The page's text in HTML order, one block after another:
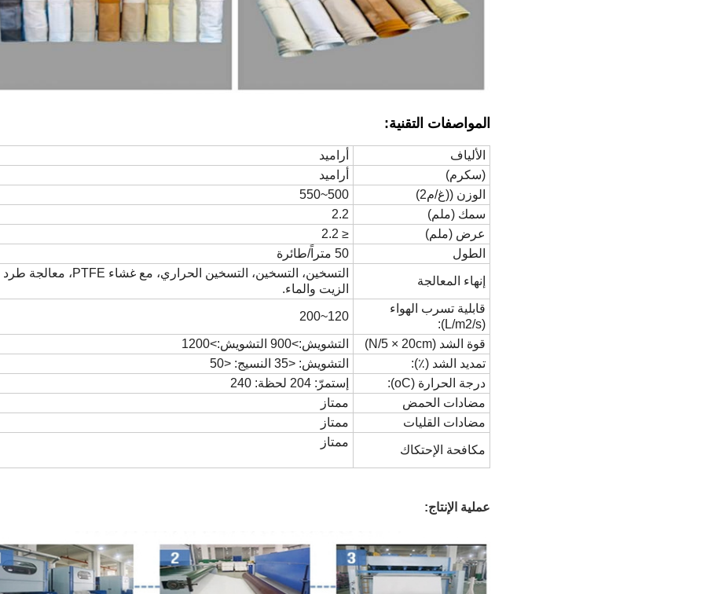
المواصفات التقنية:
الألياف
أراميد
(سكرم)
أراميد
الوزن ((غ/م2)
500~550
سمك (ملم)
2.2
عرض (ملم)
≤ 2.2
الطول
50 متراً/طائرة
إنهاء المعالجة
التسخين، التسخين، التسخين الحراري، مع غشاء PTFE، معالجة طرد
الزيت والماء.
قابلية تسرب الهواء
(L/m2/s):
120~200
قوة الشد (N/5 × 20cm)
التشويش:>900 التشويش:>1200
تمديد الشد (٪):
التشويش: <35 النسيج: <50
درجة الحرارة (oC):
إستمرّ: 204 لحظة: 240
مضادات الحمض
ممتاز
مضادات القليات
ممتاز
مكافحة الإحتكاك
ممتاز
عملية الإنتاج: